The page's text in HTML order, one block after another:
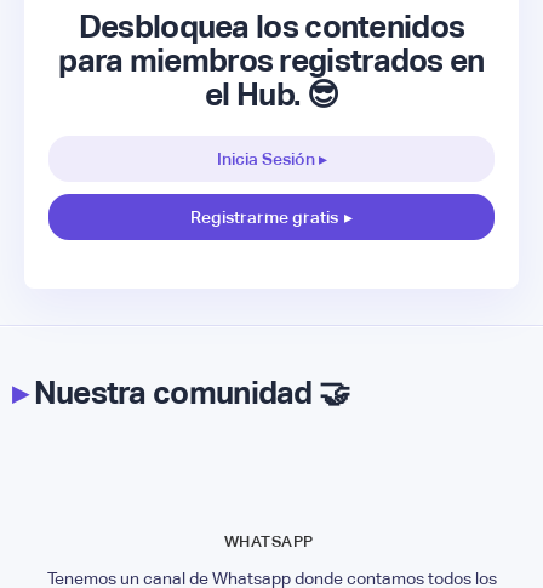
Desbloquea los contenidos
para miembros registrados en
el Hub. 😎
Inicia Sesión ▸
Registrarme gratis ▸
▸Nuestra comunidad 🤝
WHATSAPP
Tenemos un canal de Whatsapp donde contamos todos los